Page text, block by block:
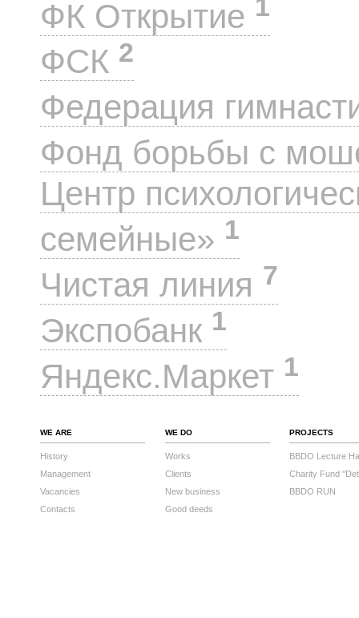
ФК Открытие 1
ФСК 2
Федерация
Фонд борьбы с
Центр
семейные» 1
Чистая линия 7
Экспобанк 1
Яндекс.Маркет 1
WE ARE
History
Management
Vacancies
Contacts
WE DO
Works
Clients
New business
Good deeds
PROJECTS
BBDO Lecture
Charity Fund
BBDO RUN